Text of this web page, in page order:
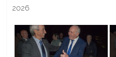
2026